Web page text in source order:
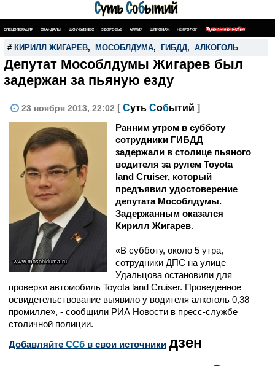
СПЕЦОПЕРАЦИЯ СКАНДАЛЫ ШОУ-БИЗНЕС ЗДОРОВЬЕ АРМИЯ ШПИОНАЖ НЕКРОЛОГ ПОИСК ПО САЙТУ
# КИРИЛЛ ЖИГАРЕВ, МОСОБЛДУМА, ГИБДД, АЛКОГОЛЬ
Депутат Мособлдумы Жигарев был
задержан за пьяную езду
23 ноября 2013, 22:02 [ Суть Событий ]
www.mosoblduma.ru
Ранним утром в субботу
сотрудники ГИБДД
задержали в столице пьяного
водителя за рулем Toyota
land Cruiser, который
предъявил удостоверение
депутата Мособлдумы.
Задержанным оказался
Кирилл Жигарев.
«В субботу, около 5 утра,
сотрудники ДПС на улице
Удальцова остановили для
проверки автомобиль Toyota land Cruiser. Проведенное
освидетельствование выявило у водителя алкоголь 0,38
промилле», - сообщили РИА Новости в пресс-службе
столичной полиции.
Добавляйте CСб в свои источники дзен